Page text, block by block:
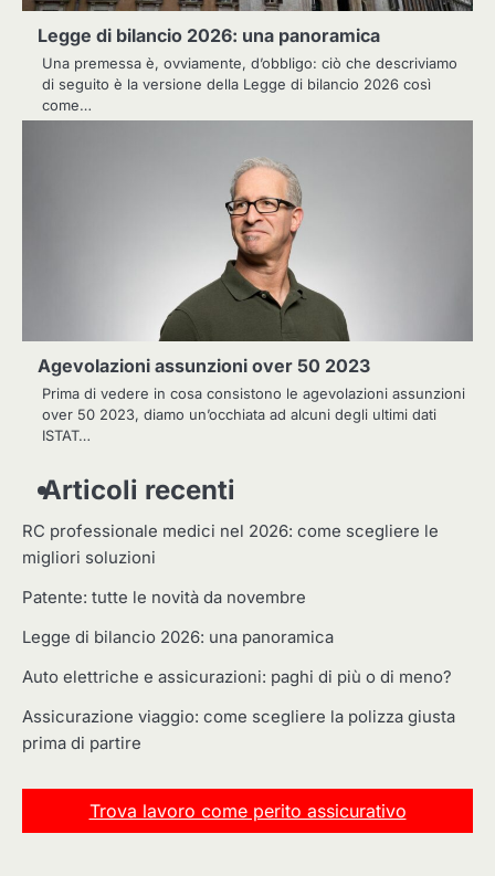
Legge di bilancio 2026: una panoramica
Una premessa è, ovviamente, d’obbligo: ciò che descriviamo
di seguito è la versione della Legge di bilancio 2026 così
come…
Agevolazioni assunzioni over 50 2023
Prima di vedere in cosa consistono le agevolazioni assunzioni
over 50 2023, diamo un’occhiata ad alcuni degli ultimi dati
ISTAT…
Articoli recenti
RC professionale medici nel 2026: come scegliere le
migliori soluzioni
Patente: tutte le novità da novembre
Legge di bilancio 2026: una panoramica
Auto elettriche e assicurazioni: paghi di più o di meno?
Assicurazione viaggio: come scegliere la polizza giusta
prima di partire
Trova lavoro come perito assicurativo